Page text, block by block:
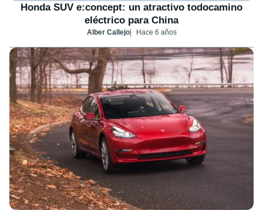
Honda SUV e:concept: un atractivo todocamino
eléctrico para China
Alber Callejo Hace 6 años